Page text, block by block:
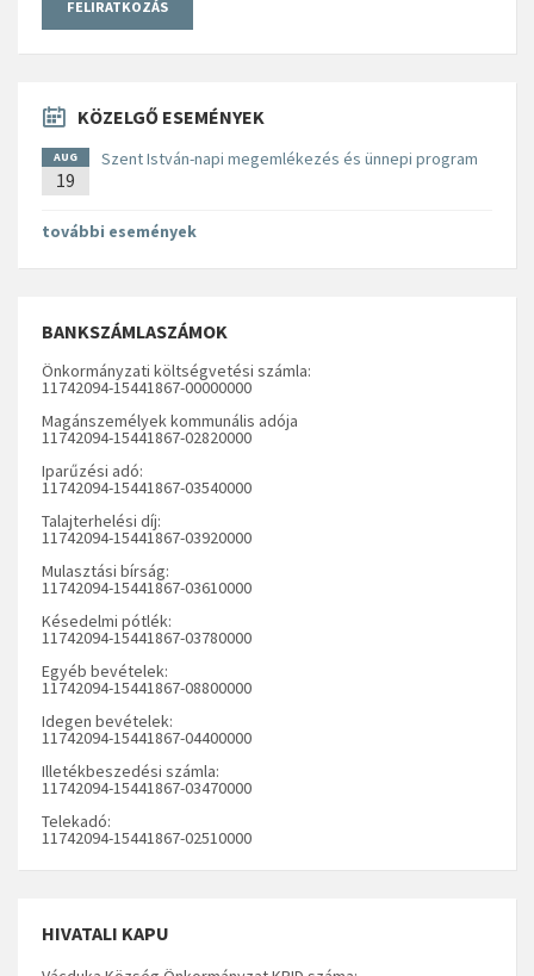
KÖZELGŐ ESEMÉNYEK
AUG
19
Szent István-napi megemlékezés és ünnepi program
további események
BANKSZÁMLASZÁMOK
Önkormányzati költségvetési számla:
11742094-15441867-00000000
Magánszemélyek kommunális adója
11742094-15441867-02820000
Iparűzési adó:
11742094-15441867-03540000
Talajterhelési díj:
11742094-15441867-03920000
Mulasztási bírság:
11742094-15441867-03610000
Késedelmi pótlék:
11742094-15441867-03780000
Egyéb bevételek:
11742094-15441867-08800000
Idegen bevételek:
11742094-15441867-04400000
Illetékbeszedési számla:
11742094-15441867-03470000
Telekadó:
11742094-15441867-02510000
HIVATALI KAPU